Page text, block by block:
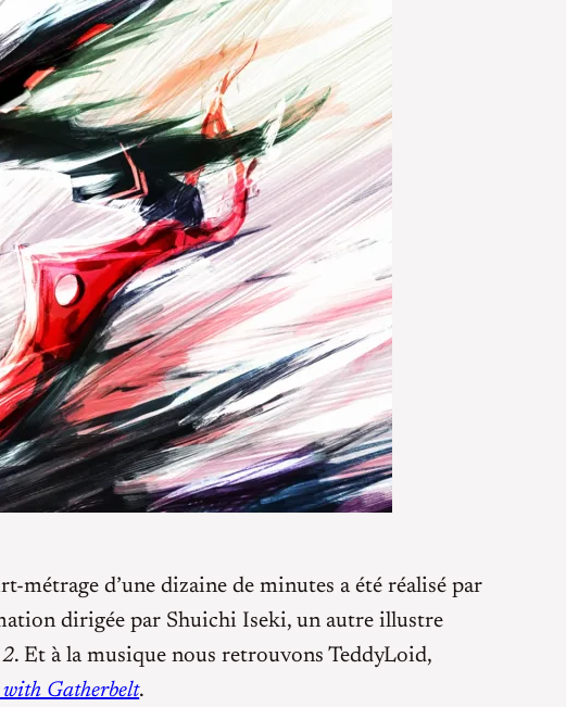
d’une dizaine de minutes a été réalisé par
dirigée par Shuichi Iseki, un autre illustre
. Et à la musique nous retrouvons TeddyLoid,
Gatherbelt.